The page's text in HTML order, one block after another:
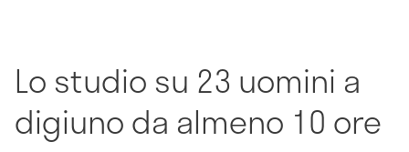
Lo studio su 23 uomini a
digiuno da almeno 10 ore